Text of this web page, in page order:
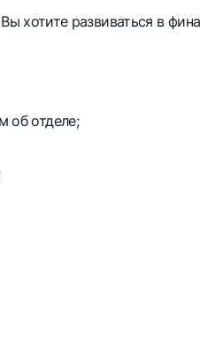
хотите развиваться в
об отделе;